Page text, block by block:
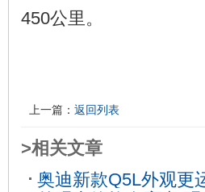
450公里。
上一篇： 返回列表
>相关文章
奥迪新款Q5L外观更